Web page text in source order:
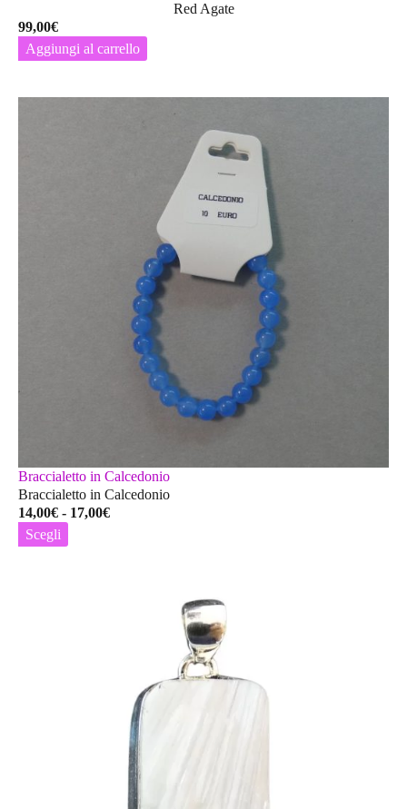
Red Agate
99,00€
Aggiungi al carrello
Braccialetto in Calcedonio
Braccialetto in Calcedonio
14,00€ - 17,00€Fascia
Scegli